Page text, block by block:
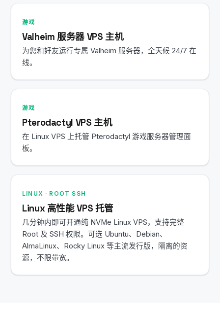
游戏
Valheim 服务器 VPS 主机
为您和好友运行专属 Valheim 服务器，全天候 24/7 在
线。
游戏
Pterodactyl VPS 主机
在 Linux VPS 上托管 Pterodactyl 游戏服务器管理面
板。
LINUX · ROOT SSH
Linux 高性能 VPS 托管
几分钟内即可开通纯 NVMe Linux VPS，支持完整
Root 及 SSH 权限。可选 Ubuntu、Debian、
AlmaLinux、Rocky Linux 等主流发行版，隔离的资
源，不限带宽。